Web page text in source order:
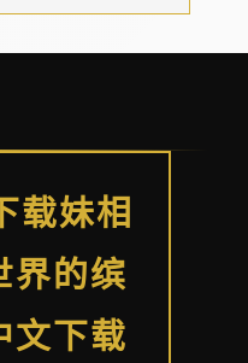
载妹相
界的缤
文下载